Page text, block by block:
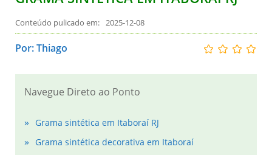
2025-12-08
Por: Thiago
Navegue Direto ao Ponto
Grama sintética em Itaboraí RJ
Grama sintética decorativa em Itaboraí